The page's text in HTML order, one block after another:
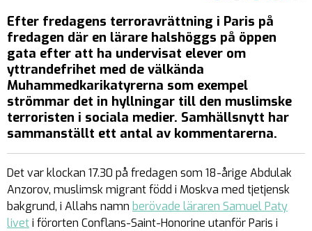
Efter fredagens terroravrättning i Paris på
fredagen där en lärare halshöggs på öppen
gata efter att ha undervisat elever om
yttrandefrihet med de välkända
Muhammedkarikatyrerna som exempel
strömmar det in hyllningar till den muslimske
terroristen i sociala medier. Samhällsnytt har
sammanställt ett antal av kommentarerna.
Det var klockan 17.30 på fredagen som 18-årige Abdulak
Anzorov, muslimsk migrant född i Moskva med tjetjensk
bakgrund, i Allahs namn berövade läraren Samuel Paty
liveti förorten Conflans-Saint-Honorine utanför Paris i